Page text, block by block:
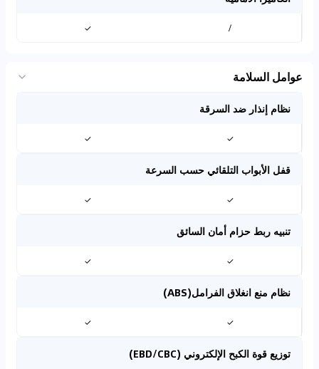
/
✓
عوامل السلامة
نظام إنذار ضد السرقة
✓
✓
قفل الأبواب التلقائي حسب السرعة
✓
✓
تنبيه ربط حزام أمان السائق
✓
✓
نظام منع انغلاق الفرامل(ABS)
✓
✓
توزيع قوة الكبح الإلكتروني (EBD/CBC)